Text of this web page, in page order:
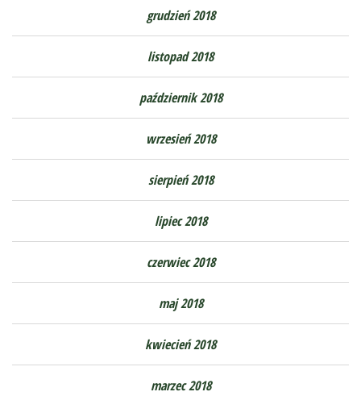
grudzień 2018
listopad 2018
październik 2018
wrzesień 2018
sierpień 2018
lipiec 2018
czerwiec 2018
maj 2018
kwiecień 2018
marzec 2018